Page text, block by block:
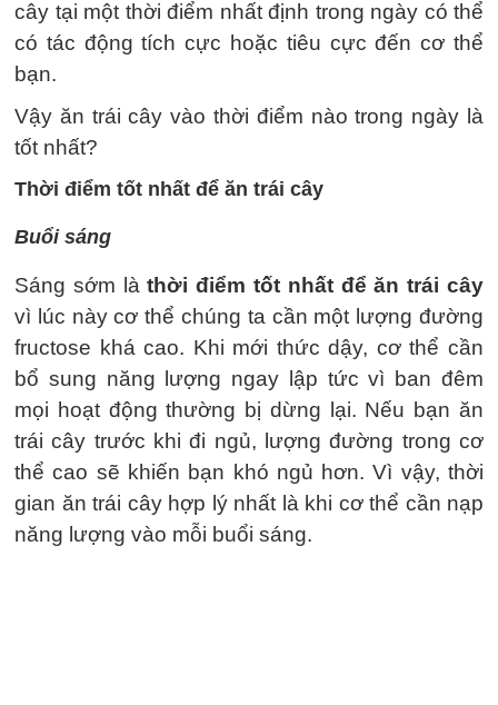
cây tại một thời điểm nhất định trong ngày có thể
có tác động tích cực hoặc tiêu cực đến cơ thể
bạn.
Vậy ăn trái cây vào thời điểm nào trong ngày là
tốt nhất?
Thời điểm tốt nhất để ăn trái cây
Buổi sáng
Sáng sớm làthời điểm tốt nhất để ăn trái cây
vì lúc này cơ thể chúng ta cần một lượng đường
fructose khá cao. Khi mới thức dậy, cơ thể cần
bổ sung năng lượng ngay lập tức vì ban đêm
mọi hoạt động thường bị dừng lại. Nếu bạn ăn
trái cây trước khi đi ngủ, lượng đường trong cơ
thể cao sẽ khiến bạn khó ngủ hơn. Vì vậy, thời
gian ăn trái cây hợp lý nhất là khi cơ thể cần nạp
năng lượng vào mỗi buổi sáng.